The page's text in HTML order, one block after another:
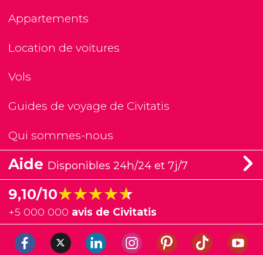
Appartements
Location de voitures
Vols
Guides de voyage de Civitatis
Qui sommes-nous
Aide Disponibles 24h/24 et 7j/7
9,10/10★★★★★
★★★★★
+5 000 000 avis de Civitatis